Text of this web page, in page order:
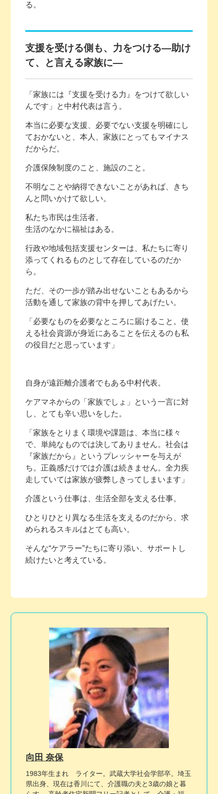
る。
支援を受ける側も、力をつける―助け
て、と言える家族に―
「家族には『支援を受ける力』をつけて欲しい
んです」と中村代表は言う。
本当に必要な支援、必要でない支援を明確にし
ておかないと、本人、家族にとってもマイナス
だからだ。
介護保険制度のこと、施設のこと。
不明なことや納得できないことがあれば、きち
んと問いかけて欲しい。
私たち市民は生活者。
生活のなかに福祉はある。
行政や地域包括支援センターは、私たちに寄り
添ってくれるものとして存在しているのだか
ら。
ただ、その一歩が踏み出せないこともあるから
活動を通して家族の背中を押してあげたい。
「必要なものを必要なところに届けること。使
える社会資源が身近にあることを伝えるのも私
の役目だと思っています」
自身が遠距離介護者でもある中村代表。
ケアマネからの「家族でしょ」という一言に対
し、とても辛い思いをした。
「家族をとりまく環境や課題は、本当に様々
で、単純なものでは決してありません。社会は
『家族だから』というプレッシャーを与えが
ち。正義感だけでは介護は続きません。全力疾
走していては家族が疲弊しきってしまいます」
介護という仕事は、生活全部を支える仕事。
ひとりひとり異なる生活を支えるのだから、求
められるスキルはとても高い。
そんな“ケアラー”たちに寄り添い、サポートし
続けたいと考えている。
向田 奈保
1983年生まれ ライター。武蔵大学社会学部卒。埼玉
県出身、現在は香川にて、介護職の夫と3歳の娘と暮